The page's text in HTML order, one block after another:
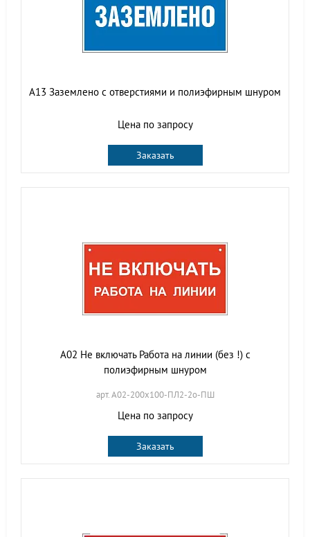
A13 Заземлено с отверстиями и полиэфирным шнуром
Цена по запросу
Заказать
A02 Не включать Работа на линии (без !) с
полиэфирным шнуром
арт. A02-200х100-ПЛ2-2о-ПШ
Цена по запросу
Заказать